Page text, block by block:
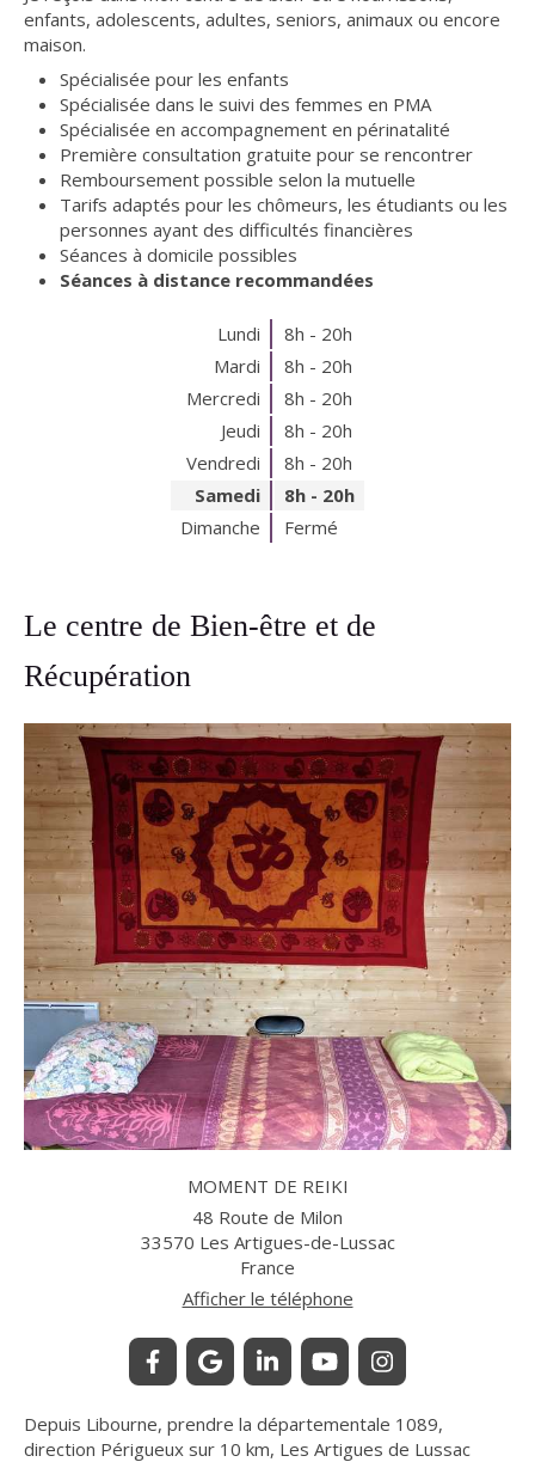
enfants, adolescents, adultes, seniors, animaux ou encore
maison.
Spécialisée pour les enfants
Spécialisée dans le suivi des femmes en PMA
Spécialisée en accompagnement en périnatalité
Première consultation gratuite pour se rencontrer
Remboursement possible selon la mutuelle
Tarifs adaptés pour les chômeurs, les étudiants ou les
personnes ayant des difficultés financières
Séances à domicile possibles
Séances à distance recommandées
Lundi
8h - 20h
Mardi
8h - 20h
Mercredi
8h - 20h
Jeudi
8h - 20h
Vendredi
8h - 20h
Samedi
8h - 20h
Dimanche
Fermé
Le centre de Bien-être et de
Récupération
MOMENT DE REIKI
48 Route de Milon
33570 Les Artigues-de-Lussac
France
Afficher le téléphone
Depuis Libourne, prendre la départementale 1089,
direction Périgueux sur 10 km, Les Artigues de Lussac